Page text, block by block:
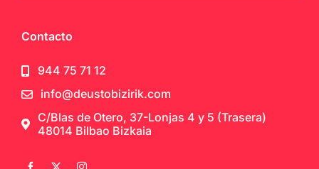
Contacto
944 75 71 12
info@deustobizirik.com
C/Blas de Otero, 37-Lonjas 4 y 5 (Trasera)
48014 Bilbao Bizkaia